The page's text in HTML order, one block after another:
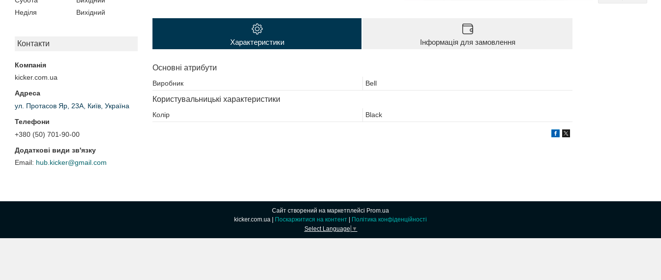
Неділя
Вихідний
Контакти
kicker.com.ua
ул. Протасов Яр, 23А, Київ, Україна
+380 (50) 701-90-00
hub.kicker@gmail.com
Характеристики Інформація для замовлення
Основні атрибути
Виробник Bell
Користувальницькі характеристики
Колір Black
Сайт створений на маркетплейсі Prom.ua
Поскаржитися на контент
Політика конфіденційності
Select Language ▼